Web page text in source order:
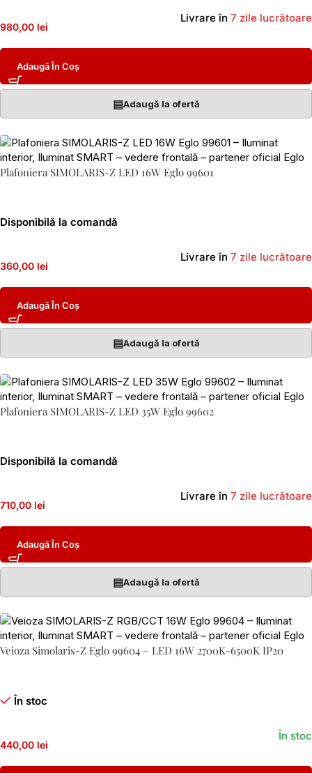
980,00 lei
Livrare în 7 zile lucrătoare
Adaugă În Coș
▤Adaugă la ofertă
Plafoniera SIMOLARIS-Z LED 16W Eglo 99601
Disponibilă la comandă
360,00 lei
Livrare în 7 zile lucrătoare
Adaugă În Coș
▤Adaugă la ofertă
Plafoniera SIMOLARIS-Z LED 35W Eglo 99602
Disponibilă la comandă
710,00 lei
Livrare în 7 zile lucrătoare
Adaugă În Coș
▤Adaugă la ofertă
Veioza Simolaris-Z Eglo 99604 – LED 16W 2700K-6500K IP20
În stoc
440,00 lei
În stoc